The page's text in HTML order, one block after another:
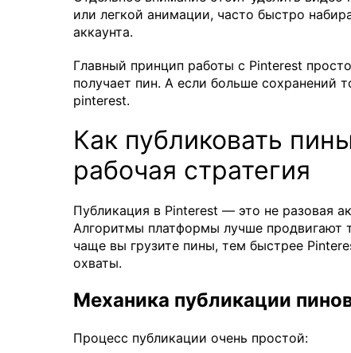
или легкой анимации, часто быстро
аккаунта.
Главный принцип работы с Pinterest
получает пин. А если больше сохранений
pinterest.
Как публиковать
рабочая стратегия
Публикация в Pinterest — это не разовая
Алгоритмы платформы лучше продвигают
чаще вы грузите пины, тем быстрее
охваты.
Механика публикации
Процесс публикации очень простой: